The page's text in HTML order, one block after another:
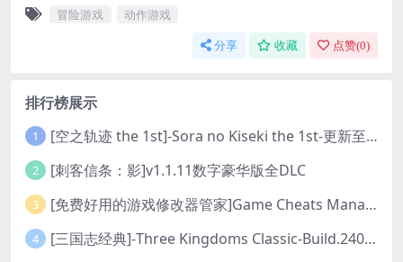
冒险游戏 动作游戏
分享 收藏 点赞(0)
排行榜展示
1 [空之轨迹 the 1st]-Sora no Kiseki the 1st-更新至v1.06.4-全DLC
2 [刺客信条：影]v1.1.11数字豪华版全DLC
3 [免费好用的游戏修改器管家]Game Cheats Manager
4 [三国志经典]-Three Kingdoms Classic-Build.24048091-v1.0.0+5